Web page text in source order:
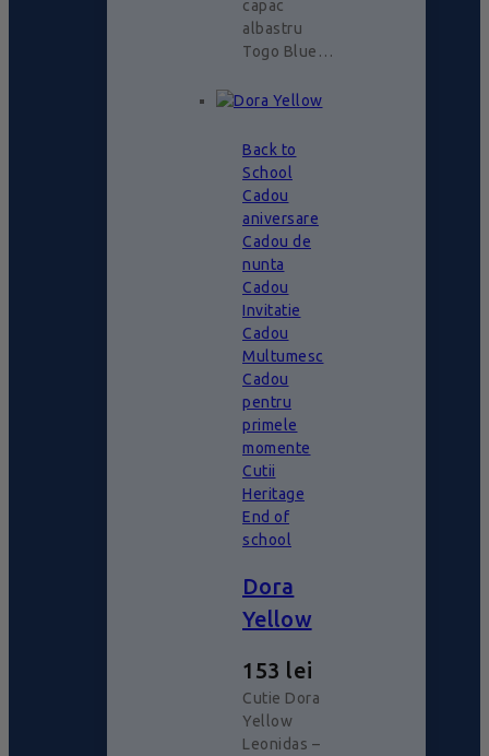
capac
albastru
Togo Blue…
Back to
School
Cadou
aniversare
Cadou de
nunta
Cadou
Invitatie
Cadou
Multumesc
Cadou
pentru
primele
momente
Cutii
Heritage
End of
school
Dora
Yellow
153 lei
Cutie Dora
Yellow
Leonidas –